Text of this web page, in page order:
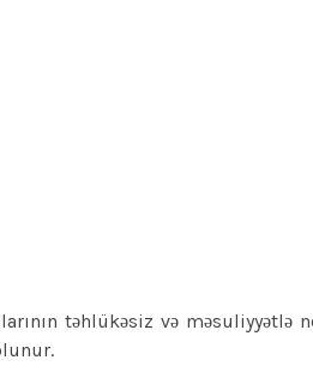
təhlükəsiz və məsuliyyətlə